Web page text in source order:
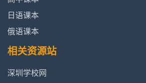
日语课本
俄语课本
相关资源站
深圳学校网